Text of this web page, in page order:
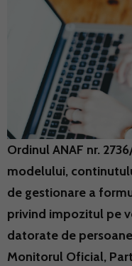
Ordinul ANAF nr.
modelului,
de gestionare a
privind impozitul pe
datorate de
Monitorul Oficial,